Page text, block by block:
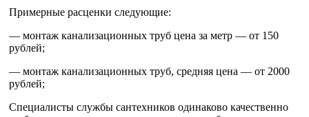
Примерные расценки следующие:
— монтаж канализационных труб цена за метр — от 150
рублей;
— монтаж канализационных труб, средняя цена — от 2000
рублей;
Специалисты службы сантехников одинаково качественно